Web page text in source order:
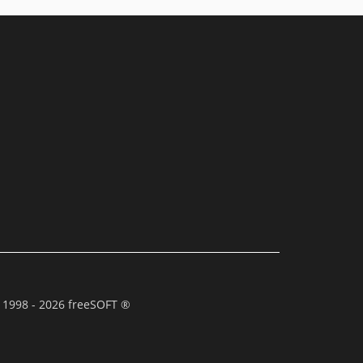
- 2026 freeSOFT ®